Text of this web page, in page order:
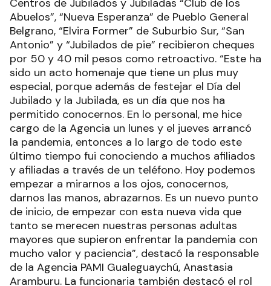
Centros de Jubilados y Jubiladas “Club de los
Abuelos”, “Nueva Esperanza” de Pueblo General
Belgrano, “Elvira Former” de Suburbio Sur, “San
Antonio” y “Jubilados de pie” recibieron cheques
por 50 y 40 mil pesos como retroactivo. “Este ha
sido un acto homenaje que tiene un plus muy
especial, porque además de festejar el Día del
Jubilado y la Jubilada, es un día que nos ha
permitido conocernos. En lo personal, me hice
cargo de la Agencia un lunes y el jueves arrancó
la pandemia, entonces a lo largo de todo este
último tiempo fui conociendo a muchos afiliados
y afiliadas a través de un teléfono. Hoy podemos
empezar a mirarnos a los ojos, conocernos,
darnos las manos, abrazarnos. Es un nuevo punto
de inicio, de empezar con esta nueva vida que
tanto se merecen nuestras personas adultas
mayores que supieron enfrentar la pandemia con
mucho valor y paciencia”, destacó la responsable
de la Agencia PAMI Gualeguaychú, Anastasia
Aramburu. La funcionaria también destacó el rol